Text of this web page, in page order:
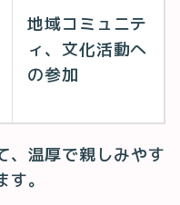
地域コミュニテ
ィ、文化活動へ
の参加
、温厚で親しみやす
。